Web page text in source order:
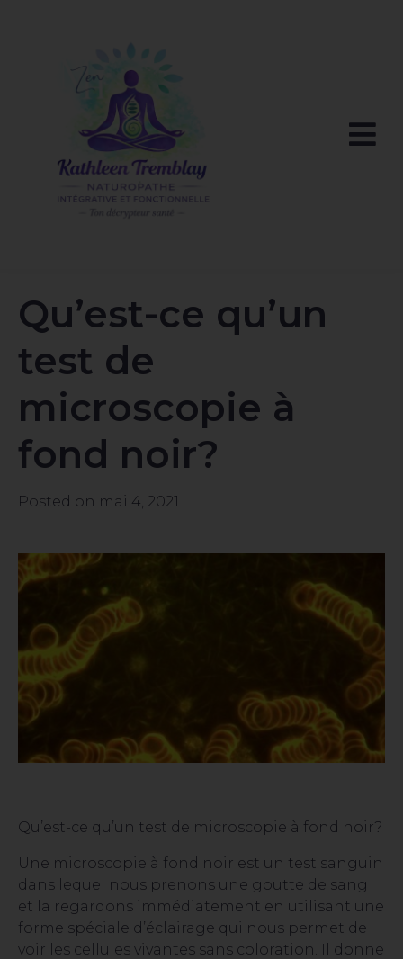
Qu’est-ce qu’un
test de
microscopie à
fond noir?
Posted on mai 4, 2021
Qu’est-ce qu’un test de microscopie à fond noir?
Une microscopie à fond noir est un test sanguin
dans lequel nous prenons une goutte de sang
et la regardons immédiatement en utilisant une
forme spéciale d’éclairage qui nous permet de
voir les cellules vivantes sans coloration. Il donne